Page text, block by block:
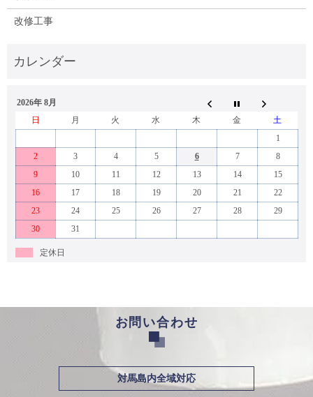
改修工事
2026年 8月
日
月 火 水 木 金
土
1
2
3 4 5 6 7
8
9
10 11 12 13 14
15
16
17 18 19 20 21
22
23
24 25 26 27 28
29
30
31
定休日
お問い合わせ
対馬島内全域対応